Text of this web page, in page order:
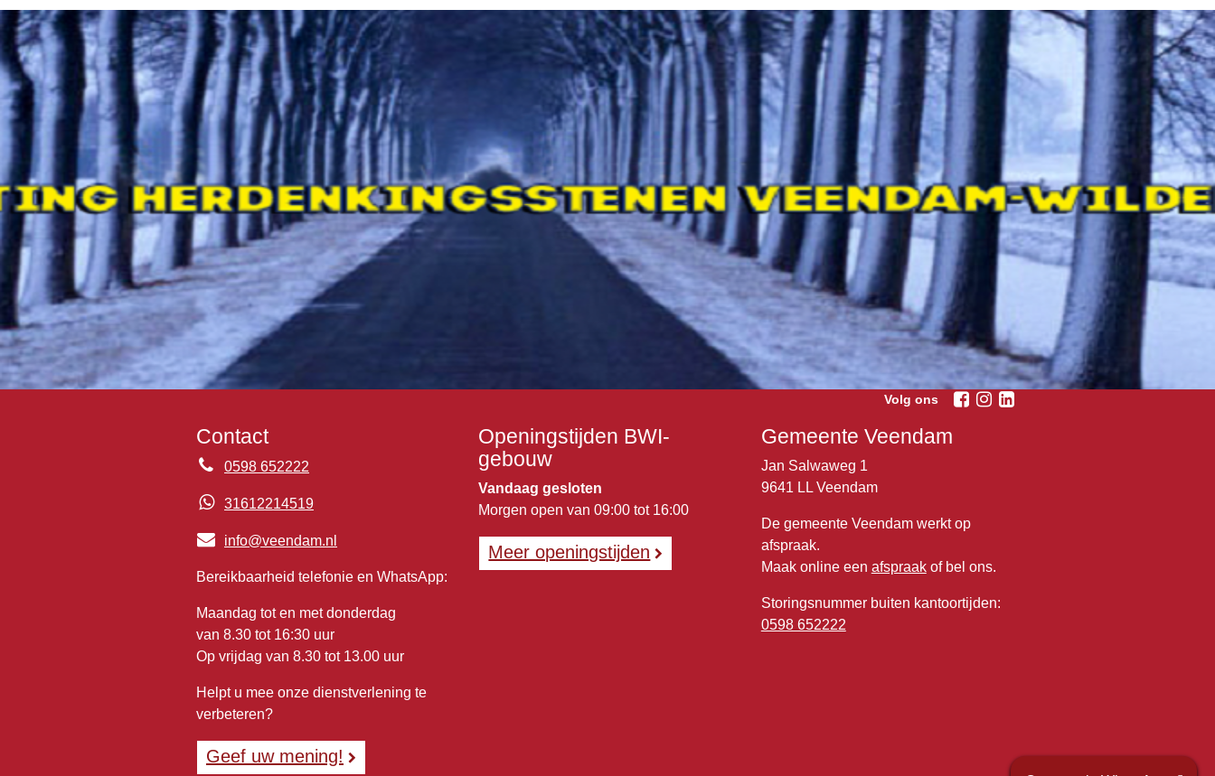
Volg ons
Contact
0598 652222
31612214519
info@veendam.nl
Bereikbaarheid telefonie en WhatsApp:
Maandag tot en met donderdag
van 8.30 tot 16:30 uur
Op vrijdag van 8.30 tot 13.00 uur
Helpt u mee onze dienstverlening te
verbeteren?
Geef uw mening!
Openingstijden BWI-
gebouw
Vandaag gesloten
Morgen open van 09:00 tot 16:00
Meer openingstijden
Gemeente Veendam
Jan Salwaweg 1
9641 LL Veendam
De gemeente Veendam werkt op
afspraak.
Maak online een afspraakof bel ons.
Storingsnummer buiten kantoortijden:
0598 652222